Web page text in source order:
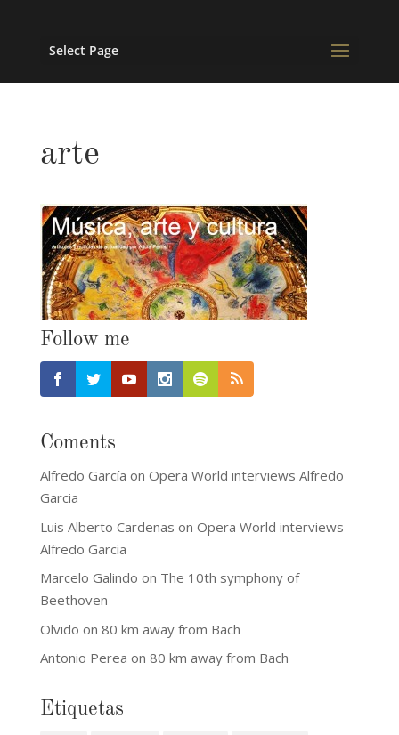
Select Page
arte
Follow me
Coments
Alfredo García on Opera World interviews Alfredo
Garcia
Luis Alberto Cardenas on Opera World interviews
Alfredo Garcia
Marcelo Galindo on The 10th symphony of
Beethoven
Olvido on 80 km away from Bach
Antonio Perea on 80 km away from Bach
Etiquetas